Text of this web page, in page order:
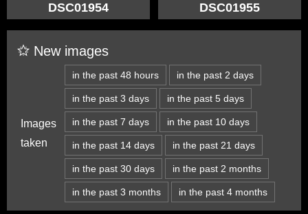
DSC01954
DSC01955
New images
Images
taken
in the past 48 hours in the past 2 days
in the past 3 days in the past 5 days
in the past 7 days in the past 10 days
in the past 14 days in the past 21 days
in the past 30 days in the past 2 months
in the past 3 months in the past 4 months